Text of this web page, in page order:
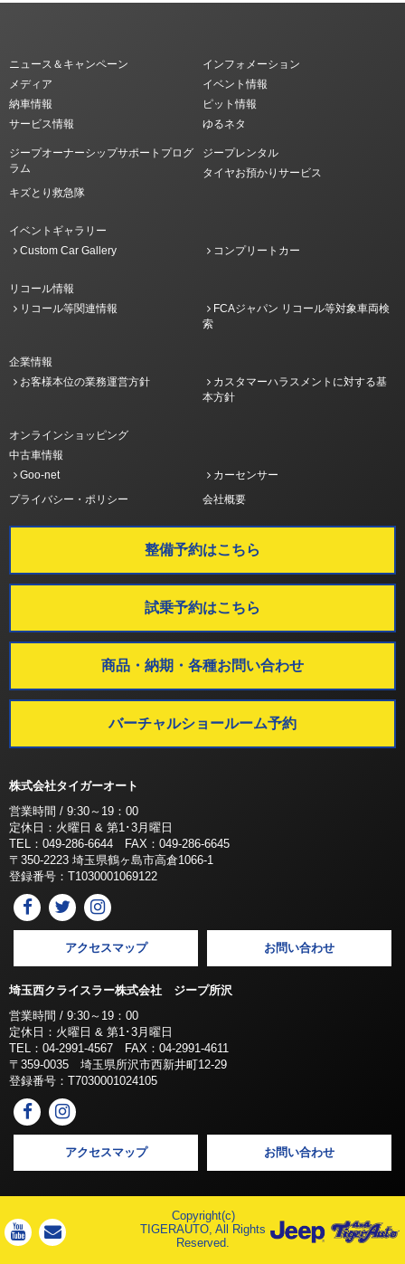
ニュース＆キャンペーン
インフォメーション
メディア
イベント情報
納車情報
ピット情報
サービス情報
ゆるネタ
ジープオーナーシップサポートプログ
ラム
ジープレンタル
タイヤお預かりサービス
キズとり救急隊
イベントギャラリー
Custom Car Gallery
コンプリートカー
リコール情報
リコール等関連情報
FCAジャパン リコール等対象車両検
索
企業情報
お客様本位の業務運営方針
カスタマーハラスメントに対する基
本方針
オンラインショッピング
中古車情報
Goo-net
カーセンサー
プライバシー・ポリシー
会社概要
整備予約はこちら
試乗予約はこちら
商品・納期・各種お問い合わせ
バーチャルショールーム予約
株式会社タイガーオート
営業時間 / 9:30～19：00
定休日：火曜日 & 第1･3月曜日
TEL：049-286-6644 FAX：049-286-6645
〒350-2223 埼玉県鶴ヶ島市高倉1066-1
登録番号：T1030001069122
アクセスマップ お問い合わせ
埼玉西クライスラー株式会社 ジープ所沢
営業時間 / 9:30～19：00
定休日：火曜日 & 第1･3月曜日
TEL：04-2991-4567 FAX：04-2991-4611
〒359-0035 埼玉県所沢市西新井町12-29
登録番号：T7030001024105
アクセスマップ お問い合わせ
Copyright(c)
TIGERAUTO, All Rights
Reserved.